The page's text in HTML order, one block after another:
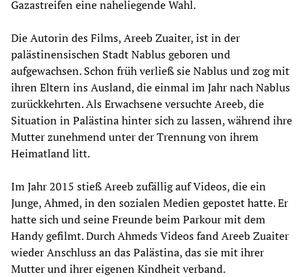
Gazastreifen eine naheliegende Wahl.
Die Autorin des Films, Areeb Zuaiter, ist in der
palästinensischen Stadt Nablus geboren und
aufgewachsen. Schon früh verließ sie Nablus und zog mit
ihren Eltern ins Ausland, die einmal im Jahr nach Nablus
zurückkehrten. Als Erwachsene versuchte Areeb, die
Situation in Palästina hinter sich zu lassen, während ihre
Mutter zunehmend unter der Trennung von ihrem
Heimatland litt.
Im Jahr 2015 stieß Areeb zufällig auf Videos, die ein
Junge, Ahmed, in den sozialen Medien gepostet hatte. Er
hatte sich und seine Freunde beim Parkour mit dem
Handy gefilmt. Durch Ahmeds Videos fand Areeb Zuaiter
wieder Anschluss an das Palästina, das sie mit ihrer
Mutter und ihrer eigenen Kindheit verband.